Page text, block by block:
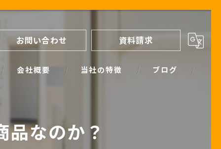
お問い合わせ 資料請求
会社概要 当社の特徴
進め方
ブログ
なのか？